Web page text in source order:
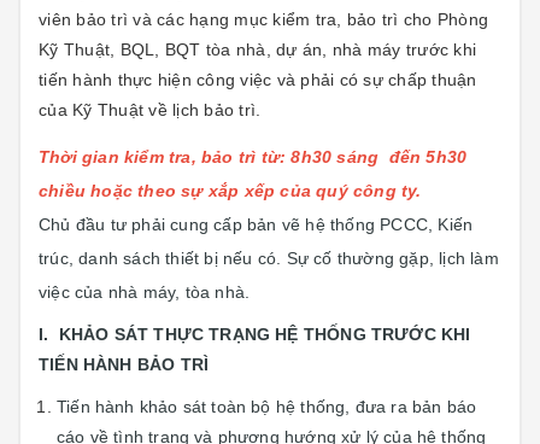
viên bảo trì và các hạng mục kiểm tra, bảo trì cho Phòng
Kỹ Thuật, BQL, BQT tòa nhà, dự án, nhà máy trước khi
tiến hành thực hiện công việc và phải có sự chấp thuận
của Kỹ Thuật về lịch bảo trì.
Thời gian kiểm tra, bảo trì từ: 8h30 sáng đến 5h30
chiều hoặc theo sự xắp xếp của quý công ty.
Chủ đầu tư phải cung cấp bản vẽ hệ thống PCCC, Kiến
trúc, danh sách thiết bị nếu có. Sự cố thường gặp, lịch làm
việc của nhà máy, tòa nhà.
I. KHẢO SÁT THỰC TRẠNG HỆ THỐNG TRƯỚC KHI
TIẾN HÀNH BẢO TRÌ
Tiến hành khảo sát toàn bộ hệ thống, đưa ra bản báo
cáo về tình trạng và phương hướng xử lý của hệ thống